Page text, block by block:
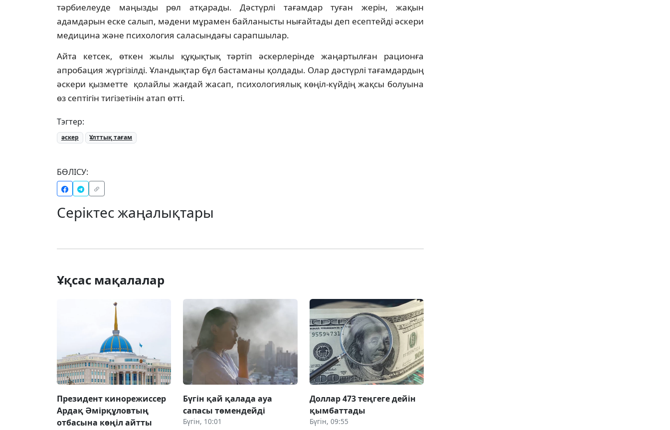
тәрбиелеуде маңызды рөл атқарады. Дәстүрлі тағамдар туған жерін, жақын
адамдарын еске салып, мәдени мұрамен байланысты нығайтады деп есептейді әскери
медицина және психология саласындағы сарапшылар.
Айта кетсек, өткен жылы құқықтық тәртіп әскерлерінде жаңартылған рационға
апробация жүргізілді. Ұландықтар бұл бастаманы қолдады. Олар дәстүрлі тағамдардың
әскери қызметте қолайлы жағдай жасап, психологиялық көңіл-күйдің жақсы болуына
өз септігін тигізетінін атап өтті.
Тэгтер:
әскер Ұлттық тағам
БӨЛІСУ:
Серіктес жаңалықтары
Ұқсас мақалалар
Президент кинорежиссер
Ардақ Әмірқұловтың
отбасына көңіл айтты
Бүгін қай қалада ауа
сапасы төмендейді
Бүгін, 10:01
Доллар 473 теңгеге дейін
қымбаттады
Бүгін, 09:55